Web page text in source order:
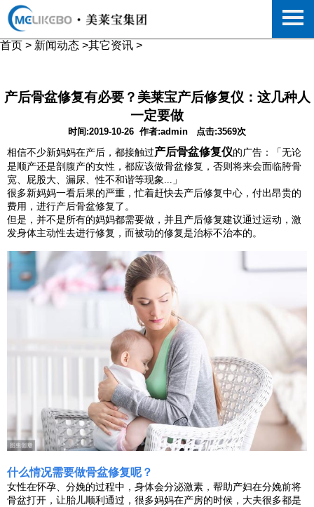
首页 > 新闻动态 >其它资讯 >
产后骨盆修复有必要？美莱宝产后修复仪：这几种人
一定要做
时间:2019-10-26 作者:admin
点击:3569次
相信不少新妈妈在产后，都接触过产后骨盆修复仪的广告：「无论
是顺产还是剖腹产的女性，都应该做骨盆修复，否则将来会面临胯骨
宽、屁股大、漏尿、性不和谐等现象...」
很多新妈妈一看后果的严重，忙着赶快去产后修复中心，付出昂贵的
费用，进行产后骨盆修复了。
但是，并不是所有的妈妈都需要做，并且产后修复建议通过运动，激
发身体主动性去进行修复，而被动的修复是治标不治本的。
什么情况需要做骨盆修复呢？
女性在怀孕、分娩的过程中，身体会分泌激素，帮助产妇在分娩前将
骨盆打开，让胎儿顺利通过，很多妈妈在产房的时候，大夫很多都是